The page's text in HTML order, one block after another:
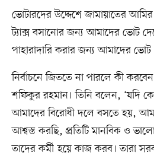
ভোটারদের উদ্দেশে জামায়াতের
ট্যাক্স বসানোর জন্য আমাদের ভোট
পাহারাদারি করার জন্য আমাদের ভোট
নির্বাচনে জিততে না পারলে কী
শফিকুর রহমান। তিনি বলেন, ‘যদি
আমাদের বিরোধী দলে বসতে হয়,
আশ্বস্ত করছি, প্রতিটি মানবিক ও
তাদের কর্মী হয়ে কাজ করব। তারা